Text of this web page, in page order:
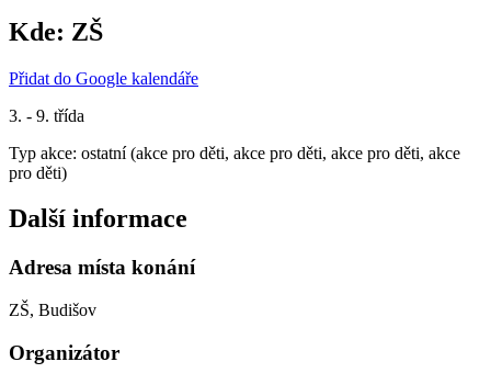
Kde: ZŠ
Přidat do Google kalendáře
3. - 9. třída
Typ akce: ostatní (akce pro děti, akce pro děti, akce pro děti, akce
pro děti)
Další informace
Adresa místa konání
ZŠ, Budišov
Organizátor